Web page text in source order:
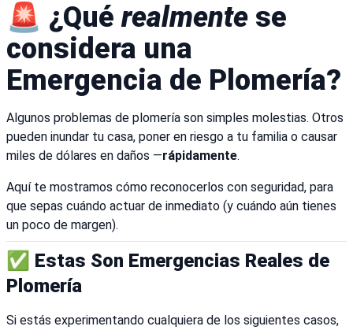
🚨 ¿Qué realmente se
considera una
Emergencia de Plomería?
Algunos problemas de plomería son simples molestias. Otros
pueden inundar tu casa, poner en riesgo a tu familia o causar
miles de dólares en daños —rápidamente.
Aquí te mostramos cómo reconocerlos con seguridad, para
que sepas cuándo actuar de inmediato (y cuándo aún tienes
un poco de margen).
✅ Estas Son Emergencias Reales de
Plomería
Si estás experimentando cualquiera de los siguientes casos,